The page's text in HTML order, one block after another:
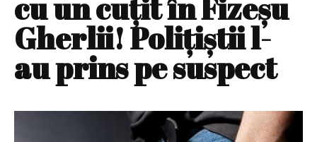
cu un cuțit în Fizeșu
Gherlii! Polițiștii l-
au prins pe suspect